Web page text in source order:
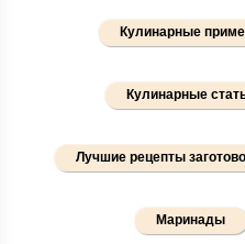
Кулинарные
Кулинарные
Лучшие рецепты
Маринады